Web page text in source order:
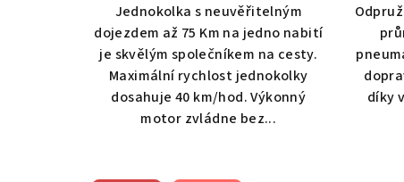
Jednokolka s neuvěřitelným
dojezdem až 75 Km na jedno nabití
je skvělým společníkem na cesty.
Maximální rychlost jednokolky
dosahuje 40 km/hod. Výkonný
motor zvládne bez...
díky